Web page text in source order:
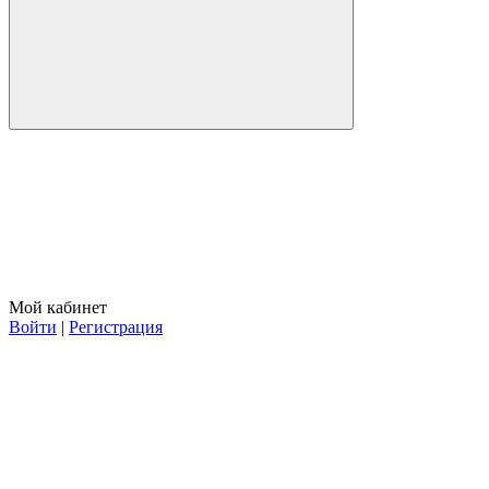
Мой кабинет
Войти | Регистрация